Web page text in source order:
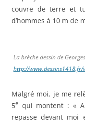
rase campagne ». Le
va, laissant derrière
et je n’en puis plus.
courage, je monte le
du capitaine
me répond pas. Le